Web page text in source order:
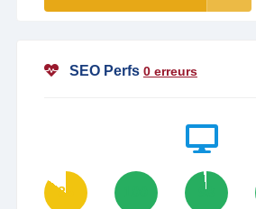
SEO Perfs 0 erreurs
85 98